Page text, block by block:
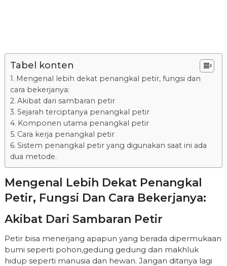
Tabel konten
Mengenal lebih dekat penangkal petir, fungsi dan
cara bekerjanya:
Akibat dari sambaran petir
Sejarah terciptanya penangkal petir
Komponen utama penangkal petir
Cara kerja penangkal petir
Sistem penangkal petir yang digunakan saat ini ada
dua metode.
Mengenal Lebih Dekat Penangkal
Petir, Fungsi Dan Cara Bekerjanya:
Akibat Dari Sambaran Petir
Petir bisa menerjang apapun yang berada dipermukaan
bumi seperti pohon,gedung gedung dan makhluk
hidup seperti manusia dan hewan. Jangan ditanya lagi